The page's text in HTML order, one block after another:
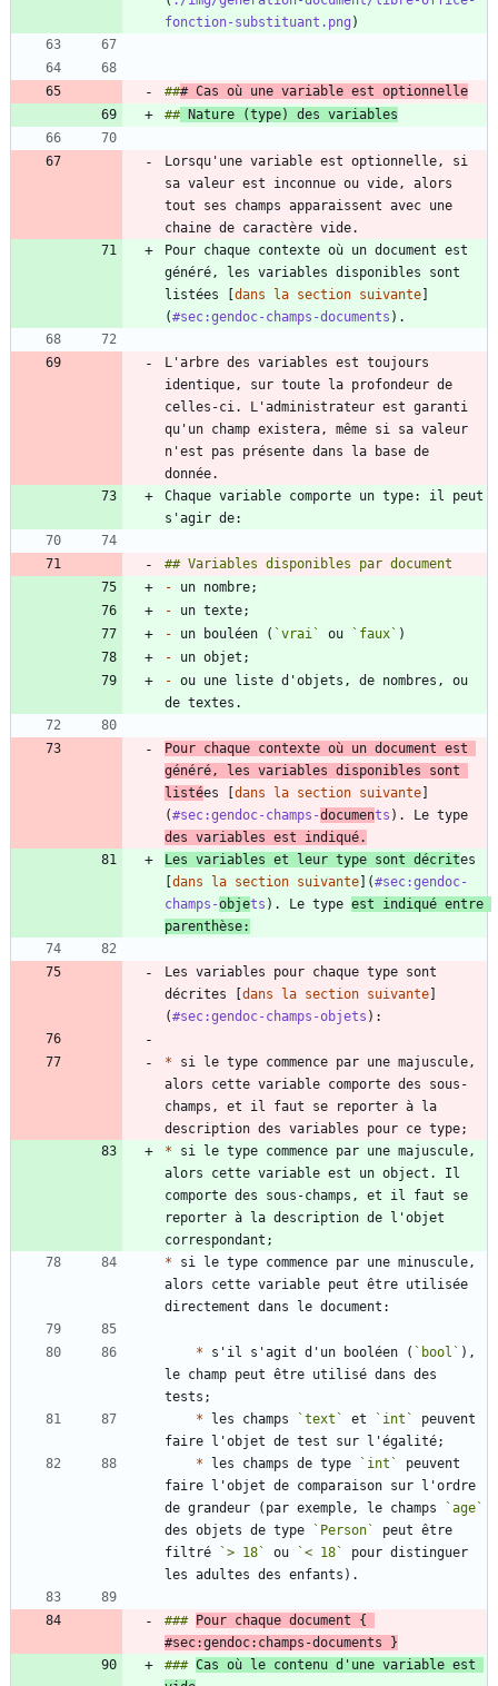
fonction-substituant.png
### Cas où une variable est optionnelle
## Nature (type) des variables
Lorsqu'une variable est optionnelle, si
sa valeur est inconnue ou vide, alors
tout ses champs apparaissent avec une
Pour chaque contexte où un document est
généré, les variables disponibles sont
listées [ dans la section suivante
(#sec:gendoc-champs-documents
L'arbre des variables est toujours
identique, sur toute la profondeur de
celles-ci. L'administrateur est garanti
qu'un champ existera, même si sa valeur
n'est pas présente dans la base de
Chaque variable comporte un type: il peut
-
-
- un bouléen ( `vrai` ou `faux`
-
- ou une liste d'objets, de nombres, ou
Pour chaque contexte où un document est
généré, les variables disponibles sont
listées [ dans la section suivante
(#sec:gendoc-champs-documents
des variables est indiqué.
Les variables et leur type sont décrites
dans la section suivante ](#sec:gendoc-
champs-objets ). Le type est indiqué entre
parenthèse:
Les variables pour chaque type sont
décrites [ dans la section suivante
(#sec:gendoc-champs-objets
* si le type commence par une majuscule,
alors cette variable comporte des sous-
champs, et il faut se reporter à la
* si le type commence par une majuscule,
alors cette variable est un object. Il
comporte des sous-champs, et il faut se
reporter à la description de l'objet
* si le type commence par une minuscule,
alors cette variable peut être utilisée
* s'il s'agit d'un booléen ( `bool` ),
le champ peut être utilisé dans des
* les champs `text` et `int`
peuvent
* les champs de type `int`
peuvent
faire l'objet de comparaison sur l'ordre
de grandeur (par exemple, le champs
`age`
des objets de type
`Person`
peut être
filtré
`> 18` ou `< 18`
pour distinguer
### Pour chaque document {
#sec:gendoc:champs-documents }
### Cas où le contenu d'une variable est